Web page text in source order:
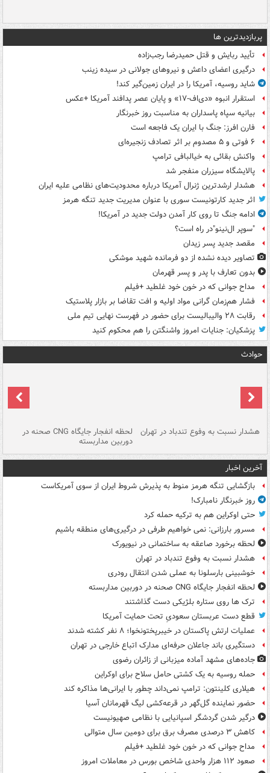
پربازدیدترین ها
تأیید ربایش و قتل حمیدرضا رجب‌زاده
درگیری اعضای داعش و نیروهای جولانی در سیده زینب
شاید روسیه، آمریکا را در ایران زمین‌گیر کند!
استقرار انبوه «دی‌اف‑۱۷» و پایان عصر پدافند آمریکا +عکس
بیانیه سپاه پاسداران به مناسبت روز خبرنگار
فارن افرز: جنگ با ایران یک فاجعه است
۶ فوتی و ۵ مصدوم بر اثر تصادف زنجیره‌ای
واکنش بقائی به خیالبافی ترامپ
پالایشگاه سیزران منفجر شد
هشدار ارشدترین ژنرال آمریکا درباره محدودیت‌های نظامی علیه ایران
اثر جدید کارتونیست سوری با عنوان مدیریت جدید تنگه هرمز
ادامه جنگ تا روی کار آمدن دولت جدید در آمریکا!
"سوپر ال‌نینو"در راه است؟
مقصد جدید پسر زیدان
تصاویر دیده‌ نشده از دو فرمانده شهید موشکی
بدون تعارف با پدر و پسر قهرمان
مداح جوانی که در خون خود غلطید +فیلم
فشار هم‌زمان گرانی مواد اولیه و افت تقاضا بر بازار پلاستیک
رقابت ۲۸ والیبالیست برای حضور در فهرست نهایی تیم ملی
پزشکیان: جنایات امروز واشنگتن را هم محکوم کنید
حوادث
هشدار نسبت به وفوع تندباد در تهران لحظه انفجار جایگاه CNG صحنه در
دوربین مداربسته
آخرین اخبار
بازگشایی تنگه هرمز منوط به پذیرش شروط ایران از سوی آمریکاست
روز خبرنگار نامبارک!
حتی اوکراین هم به ترکیه حمله کرد
مسرور بارزانی: نمی خواهیم طرفی در درگیری‌های منطقه باشیم
لحظه برخورد صاعقه به ساختمانی در نیویورک
هشدار نسبت به وفوع تندباد در تهران
خوشبینی بارسلونا به عملی شدن انتقال رودری
لحظه انفجار جایگاه CNG صحنه در دوربین مداربسته
ترک ها روی ستاره بلژیکی دست گذاشتند
قطع دست عربستان سعودیِ تحت حمایت آمریکا
عملیات ارتش پاکستان در خیبرپختونخوا؛ ۸ نفر کشته شدند
دستگیری باند جاعلان حرفه‌ای مدارک اتباع خارجی در تهران
جاده‌های مشهد آماده میزبانی از زائران رضوی
حمله روسیه به یک کشتی حامل سلاح برای اوکراین
هیلاری کلینتون: ترامپ نمی‌داند چطور با ایرانی‌ها مذاکره کند
حضور نماینده گل‌گهر در قرعه‌کشی لیگ قهرمانان آسیا
درگیر شدن گردشگر اسپانیایی با نظامی صهیونیست
کاهش ۳ درصدی مصرف برق برای دومین سال متوالی
مداح جوانی که در خون خود غلطید +فیلم
صعود ۱۱۲ هزار واحدی شاخص بورس در معاملات امروز